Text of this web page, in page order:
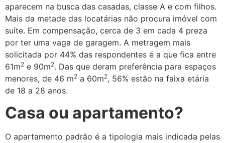
aparecem na busca das casadas, classe A e com filhos.
Mais da metade das locatárias não procura imóvel com
suíte. Em compensação, cerca de 3 em cada 4 preza
por ter uma vaga de garagem. A metragem mais
solicitada por 44% das respondentes é a que fica entre
61m2 e 90m2. Das que deram preferência para espaços
menores, de 46 m2 a 60m2, 56% estão na faixa etária
de 18 a 28 anos.
Casa ou apartamento?
O apartamento padrão é a tipologia mais indicada pelas